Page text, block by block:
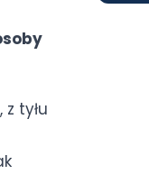
tyłu